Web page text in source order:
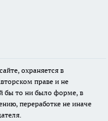
охраняется в
праве и не
бы то ни было форме, в
переработке не иначе